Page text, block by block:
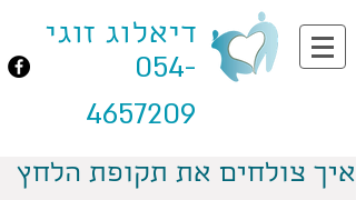
054-
4657209
דיאלוג זוגי
איך צולחים את תקופת הלחץ